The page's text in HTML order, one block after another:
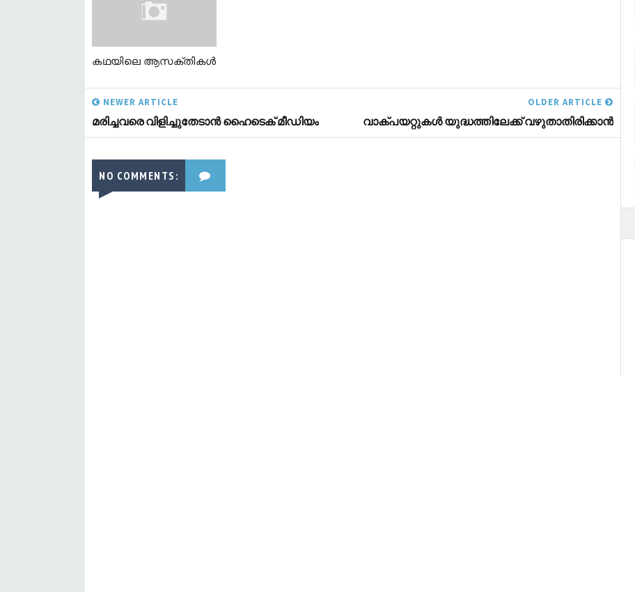
കഥയിലെ ആസക്തികള്‍
NEWER ARTICLE
മരിച്ചവരെ വിളിച്ചുതേടാന്‍ ഹൈടെക്‌ മീഡിയം
OLDER ARTICLE
വാക്‌പയറ്റുകള്‍ യുദ്ധത്തിലേക്ക്‌ വഴുതാതിരിക്കാന്‍
NO COMMENTS: